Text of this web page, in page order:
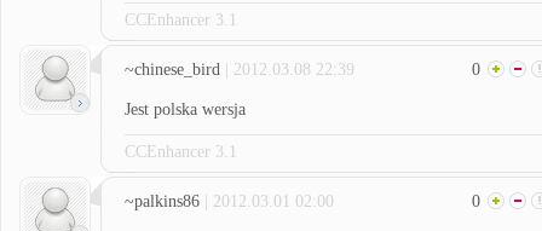
CCEnhancer 3.1
~chinese_bird | 2012.03.08 22:39 0
Jest polska wersja
CCEnhancer 3.1
~palkins86 | 2012.03.01 02:00 0